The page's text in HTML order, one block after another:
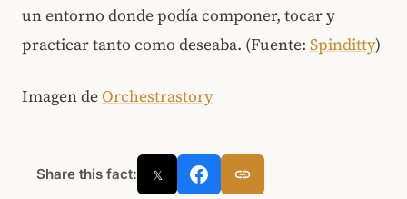
un entorno donde podía componer, tocar y
practicar tanto como deseaba. (Fuente: Spinditty)
Imagen deOrchestrastory
Share this fact: 𝕏